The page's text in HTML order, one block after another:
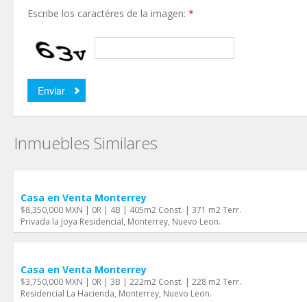
Escribe los caractéres de la imagen: *
Inmuebles Similares
Casa en Venta Monterrey
$8,350,000 MXN | 0R | 4B | 405m2 Const. | 371 m2 Terr.
Privada la Joya Residencial, Monterrey, Nuevo Leon.
Casa en Venta Monterrey
$3,750,000 MXN | 0R | 3B | 222m2 Const. | 228 m2 Terr.
Residencial La Hacienda, Monterrey, Nuevo Leon.